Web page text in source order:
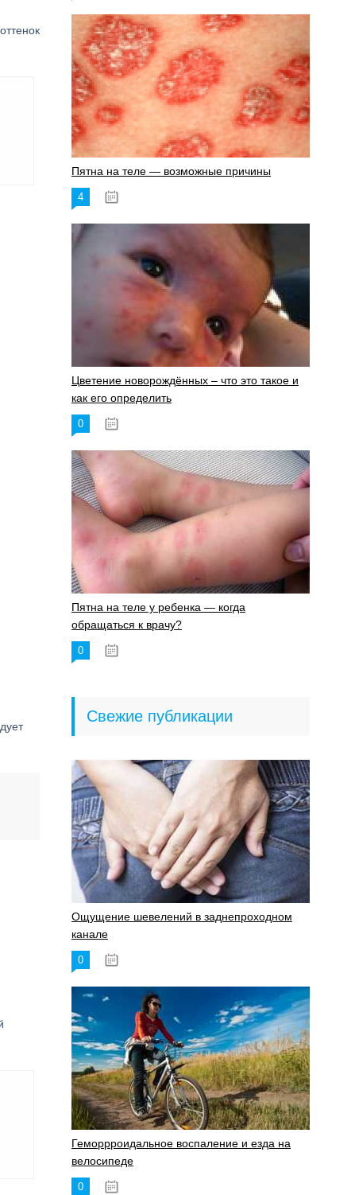
Пятна на теле — возможные причины
4
Цветение новорождённых – что это такое и
как его определить
0
Пятна на теле у ребенка — когда
обращаться к врачу?
0
Свежие публикации
Ощущение шевелений в заднепроходном
канале
0
Геморрроидальное воспаление и езда на
велосипеде
0